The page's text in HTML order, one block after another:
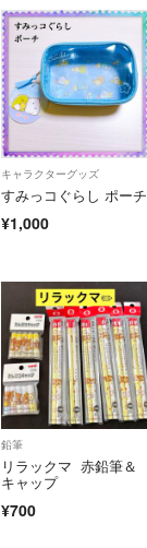
キャラクターグッズ
すみっコぐらし ポーチ
¥1,000
鉛筆
リラックマ 赤鉛筆＆
キャップ
¥700